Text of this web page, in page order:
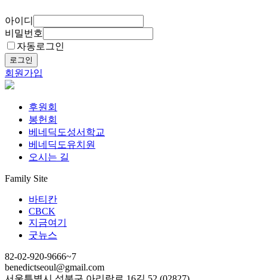
아이디
비밀번호
자동로그인
로그인
회원가입
후원회
봉헌회
베네딕도성서학교
베네딕도유치원
오시는 길
Family Site
바티칸
CBCK
지금여기
굿뉴스
82-02-920-9666~7
benedictseoul@gmail.com